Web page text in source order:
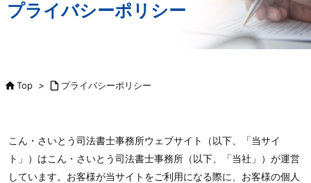
プライバシーポリシー
Top >  プライバシーポリシー
こん・さいとう司法書士事務所ウェブサイト（以下、「当サイ
ト」）はこん・さいとう司法書士事務所（以下、「当社」）が運営
しています。お客様が当サイトをご利用になる際に、お客様の個人